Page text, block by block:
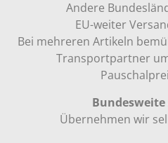
Andere
EU-weiter
Bei mehreren Artikeln
Transportpartner
Übernehmen wir